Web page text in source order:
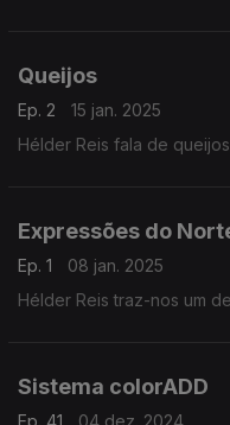
Queijos
Ep. 2
15 jan. 2025
Hélder Reis fala de
Expressões do
Ep. 1
08 jan. 2025
Hélder Reis traz-nos um
Sistema colorADD
Ep. 41
04 dez. 2024